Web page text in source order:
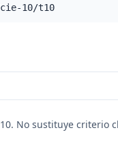
10/t10
No sustituye